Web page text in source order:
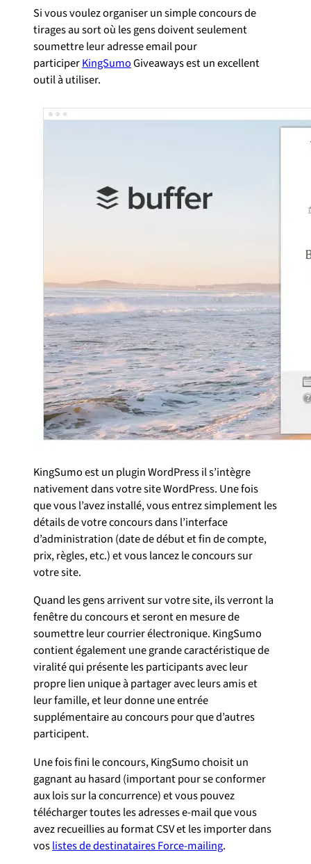
Si vous voulez organiser un simple concours de
tirages au sort où les gens doivent seulement
soumettre leur adresse email pour
participerKingSumoGiveaways est un excellent
outil à utiliser.
KingSumo est un plugin WordPress il s’intègre
nativement dans votre site WordPress. Une fois
que vous l’avez installé, vous entrez simplement les
détails de votre concours dans l’interface
d’administration (date de début et fin de compte,
prix, règles, etc.) et vous lancez le concours sur
votre site.
Quand les gens arrivent sur votre site, ils verront la
fenêtre du concours et seront en mesure de
soumettre leur courrier électronique. KingSumo
contient également une grande caractéristique de
viralité qui présente les participants avec leur
propre lien unique à partager avec leurs amis et
leur famille, et leur donne une entrée
supplémentaire au concours pour que d’autres
participent.
Une fois fini le concours, KingSumo choisit un
gagnant au hasard (important pour se conformer
aux lois sur la concurrence) et vous pouvez
télécharger toutes les adresses e-mail que vous
avez recueillies au format CSV et les importer dans
voslistes de destinataires Force-mailing.